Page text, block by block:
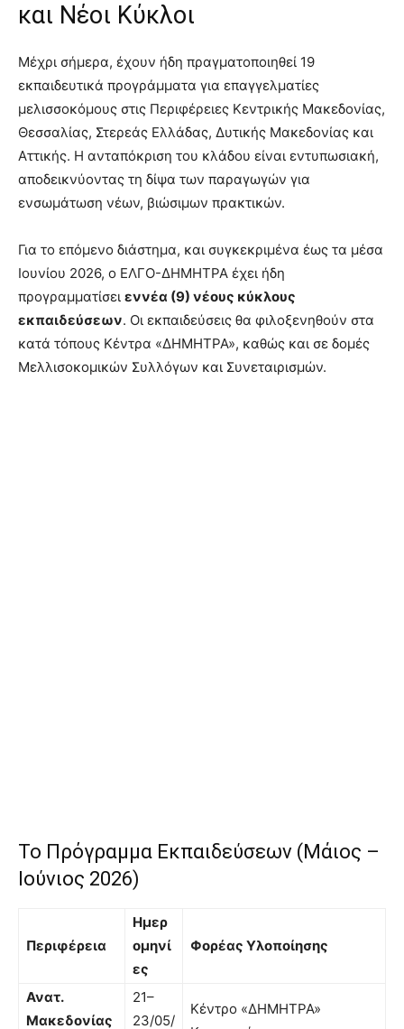
και Νέοι Κύκλοι
Μέχρι σήμερα, έχουν ήδη πραγματοποιηθεί 19
εκπαιδευτικά προγράμματα για επαγγελματίες
μελισσοκόμους στις Περιφέρειες Κεντρικής Μακεδονίας,
Θεσσαλίας, Στερεάς Ελλάδας, Δυτικής Μακεδονίας και
Αττικής. Η ανταπόκριση του κλάδου είναι εντυπωσιακή,
αποδεικνύοντας τη δίψα των παραγωγών για
ενσωμάτωση νέων, βιώσιμων πρακτικών.
Για το επόμενο διάστημα, και συγκεκριμένα έως τα μέσα
Ιουνίου 2026, ο ΕΛΓΟ-ΔΗΜΗΤΡΑ έχει ήδη
προγραμματίσει εννέα (9) νέους κύκλους
εκπαιδεύσεων. Οι εκπαιδεύσεις θα φιλοξενηθούν στα
κατά τόπους Κέντρα «ΔΗΜΗΤΡΑ», καθώς και σε δομές
Μελλισοκομικών Συλλόγων και Συνεταιρισμών.
Το Πρόγραμμα Εκπαιδεύσεων (Μάιος –
Ιούνιος 2026)
Περιφέρεια
Ημερ
ομηνί
ες
Φορέας Υλοποίησης
Ανατ.
Μακεδονίας
21–
23/05/
Κέντρο «ΔΗΜΗΤΡΑ»